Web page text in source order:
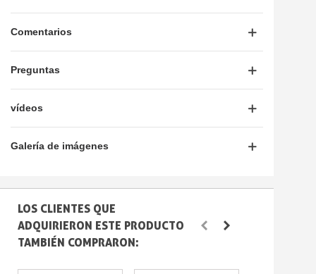
Comentarios
Preguntas
vídeos
Galería de imágenes
LOS CLIENTES QUE
ADQUIRIERON ESTE PRODUCTO
TAMBIÉN COMPRARON: